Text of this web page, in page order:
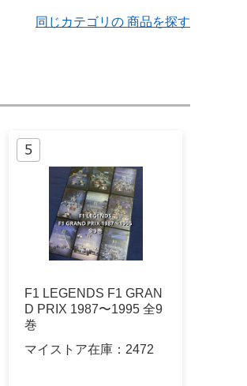
同じカテゴリの 商品を探す
F1 LEGENDS F1 GRAN
D PRIX 1987〜1995 全9
巻
マイストア在庫： 2472